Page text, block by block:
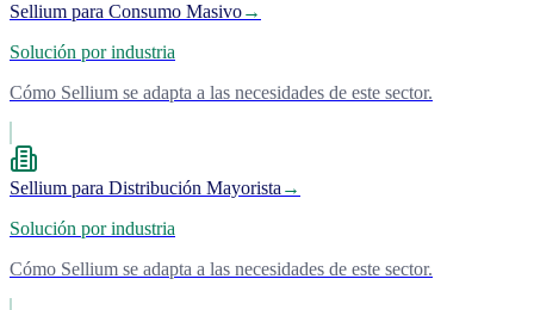
Sellium para Consumo Masivo→
Solución por industria
Cómo Sellium se adapta a las necesidades de este sector.
Sellium para Distribución Mayorista →
Solución por industria
Cómo Sellium se adapta a las necesidades de este sector.